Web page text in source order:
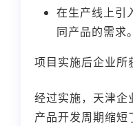
在生产线上引
同产品的需求。
项目实施后企业所
经过实施，天津企
产品开发周期缩